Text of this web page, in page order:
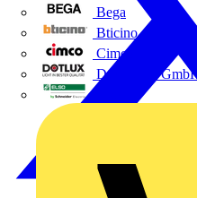
Bega
Bticino
Cimco
DOTLUX GmbH